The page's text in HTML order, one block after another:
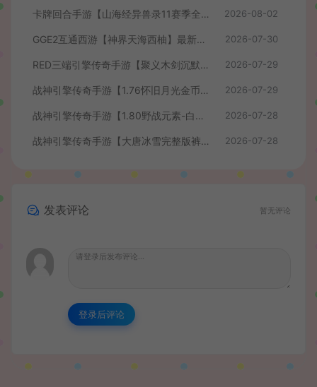
卡牌回合手游【山海经异兽录11赛季全人物代金券内购版】最新整理WIN系服务端+授权GM后台+管理后台+热更修改工具+安卓+详细搭建教程 2026-08-02
GGE2互通西游【神界天海西柚】最新整理Win系服务端+安卓苹果PC三端+内置GM工具+全套源码+详细搭建教程+视频教程 2026-07-30
RED三端引擎传奇手游【聚义木剑沉默高仿嘟嘟沉默】最新整理Win系服务端+安卓苹果PC三端+详细搭建教程 2026-07-29
战神引擎传奇手游【1.76怀旧月光金币版】最新整理Win系复古服务端+安卓苹果双端+GM授权物品后台+详细搭建教程 2026-07-29
战神引擎传奇手游【1.80野战元素-白猪7.2免授权】最新整理Win系特色服务端+安卓+GM授权物品后台+详细搭建教程 2026-07-28
战神引擎传奇手游【大唐冰雪完整版裤衩7.0免授权】最新整理Win系特色服务端+GM授权后台+安卓苹果双端+详细搭建教程 2026-07-28
发表评论 暂无评论
登录后评论